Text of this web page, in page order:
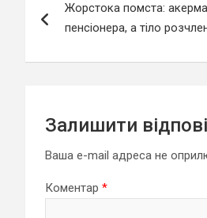
записів
Жорстока помста:
пенсіонера, а тіло
Залишити
Ваша e-mail адреса не
Коментар *